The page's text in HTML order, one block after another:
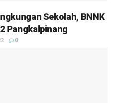
Sekolah, BNNK
Pangkalpinang
0